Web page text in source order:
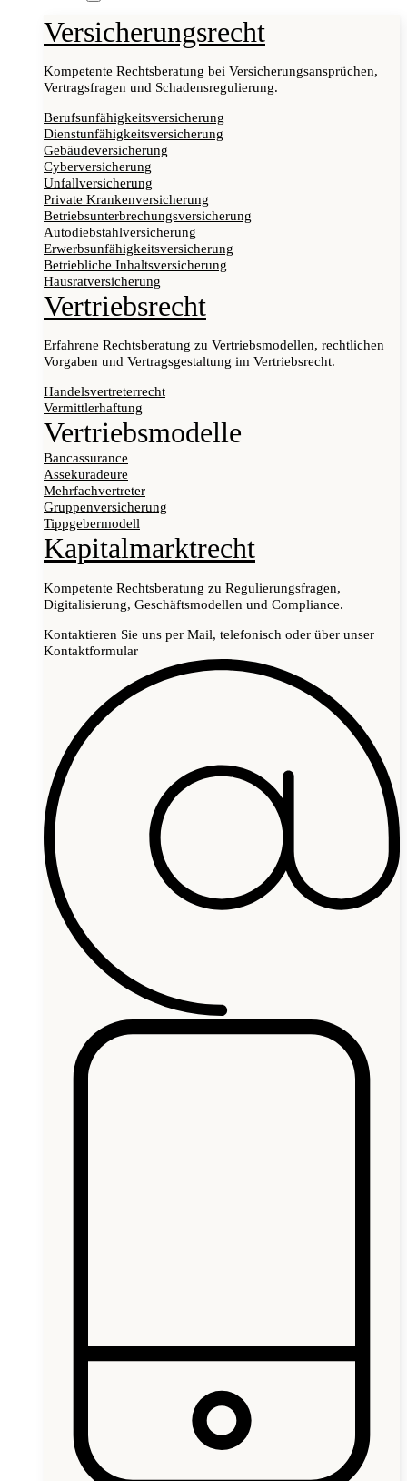
Versicherungsrecht
Kompetente Rechtsberatung bei Versicherungsansprüchen,
Vertragsfragen und Schadensregulierung.
Berufsunfähigkeitsversicherung
Dienstunfähigkeitsversicherung
Gebäudeversicherung
Cyberversicherung
Unfallversicherung
Private Krankenversicherung
Betriebsunterbrechungsversicherung
Autodiebstahlversicherung
Erwerbsunfähigkeitsversicherung
Betriebliche Inhaltsversicherung
Hausratversicherung
Vertriebsrecht
Erfahrene Rechtsberatung zu Vertriebsmodellen, rechtlichen
Vorgaben und Vertragsgestaltung im Vertriebsrecht.
Handelsvertreterrecht
Vermittlerhaftung
Vertriebsmodelle
Bancassurance
Assekuradeure
Mehrfachvertreter
Gruppenversicherung
Tippgebermodell
Kapitalmarktrecht
Kompetente Rechtsberatung zu Regulierungsfragen,
Digitalisierung, Geschäftsmodellen und Compliance.
Kontaktieren Sie uns per Mail, telefonisch oder über unser
Kontaktformular